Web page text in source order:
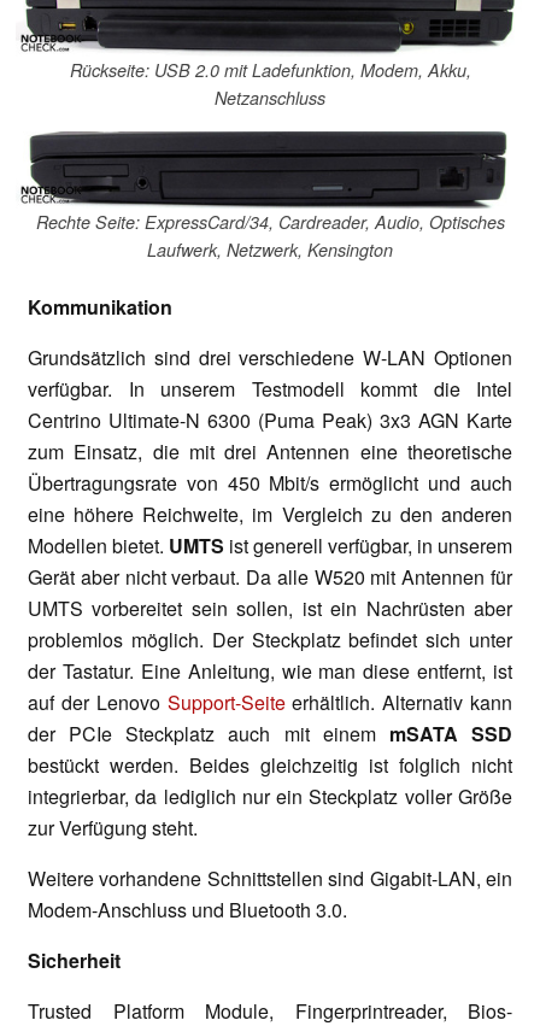
Rückseite: USB 2.0 mit Ladefunktion, Modem, Akku,
Netzanschluss
Rechte Seite: ExpressCard/34, Cardreader, Audio, Optisches
Laufwerk, Netzwerk, Kensington
Kommunikation
Grundsätzlich sind drei verschiedene W-LAN Optionen
verfügbar. In unserem Testmodell kommt die Intel
Centrino Ultimate-N 6300 (Puma Peak) 3x3 AGN Karte
zum Einsatz, die mit drei Antennen eine theoretische
Übertragungsrate von 450 Mbit/s ermöglicht und auch
eine höhere Reichweite, im Vergleich zu den anderen
Modellen bietet. UMTS ist generell verfügbar, in unserem
Gerät aber nicht verbaut. Da alle W520 mit Antennen für
UMTS vorbereitet sein sollen, ist ein Nachrüsten aber
problemlos möglich. Der Steckplatz befindet sich unter
der Tastatur. Eine Anleitung, wie man diese entfernt, ist
auf der Lenovo Support-Seiteerhältlich. Alternativ kann
der PCIe Steckplatz auch mit einem mSATA SSD
bestückt werden. Beides gleichzeitig ist folglich nicht
integrierbar, da lediglich nur ein Steckplatz voller Größe
zur Verfügung steht.
Weitere vorhandene Schnittstellen sind Gigabit-LAN, ein
Modem-Anschluss und Bluetooth 3.0.
Sicherheit
Trusted Platform Module, Fingerprintreader, Bios-